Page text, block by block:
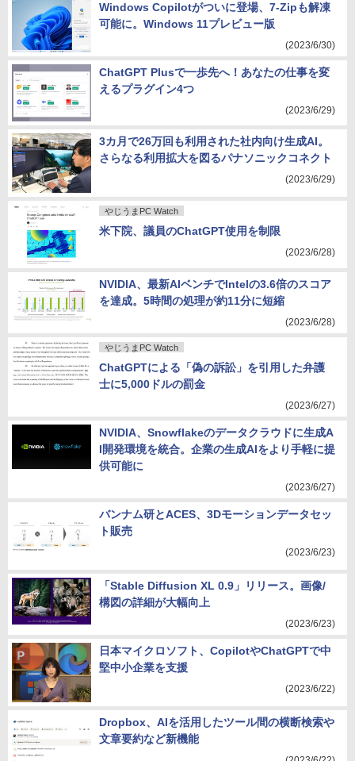
Windows Copilotがついに登場、7-Zipも解凍
可能に。Windows 11プレビュー版
(2023/6/30)
ChatGPT Plusで一歩先へ！あなたの仕事を変
えるプラグイン4つ
(2023/6/29)
3カ月で26万回も利用された社内向け生成AI。
さらなる利用拡大を図るパナソニックコネクト
(2023/6/29)
やじうまPC Watch
米下院、議員のChatGPT使用を制限
(2023/6/28)
NVIDIA、最新AIベンチでIntelの3.6倍のスコア
を達成。5時間の処理が約11分に短縮
(2023/6/28)
やじうまPC Watch
ChatGPTによる「偽の訴訟」を引用した弁護
士に5,000ドルの罰金
(2023/6/27)
NVIDIA、Snowflakeのデータクラウドに生成A
I開発環境を統合。企業の生成AIをより手軽に提
供可能に
(2023/6/27)
バンナム研とACES、3Dモーションデータセッ
ト販売
(2023/6/23)
「Stable Diffusion XL 0.9」リリース。画像/
構図の詳細が大幅向上
(2023/6/23)
日本マイクロソフト、CopilotやChatGPTで中
堅中小企業を支援
(2023/6/22)
Dropbox、AIを活用したツール間の横断検索や
文章要約など新機能